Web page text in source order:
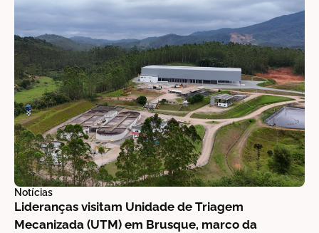
Notícias
Lideranças visitam Unidade de Triagem
Mecanizada (UTM) em Brusque, marco da